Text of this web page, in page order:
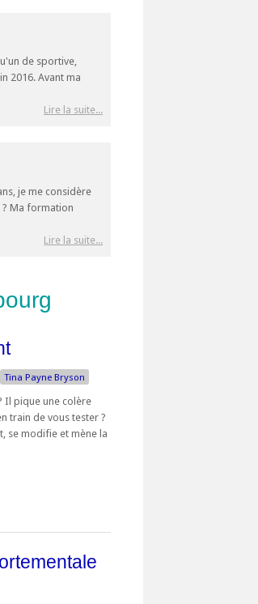
de sportive,
2016. Avant ma
Lire la suite...
je me considère
Ma formation
Lire la suite...
Tina Payne Bryson
Il pique une colère
train de vous tester ?
se modifie et mène la